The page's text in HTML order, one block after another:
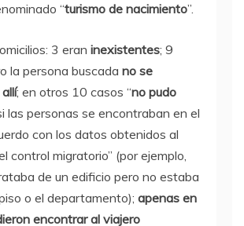
“turismo de nacimiento”.
3 eran inexistentes; 9
la persona buscada no se
; en otros 10 casos “no pudo
las personas se encontraban en el
con los datos obtenidos al
control migratorio” (por ejemplo,
de un edificio pero no estaba
o el departamento); apenas en
encontrar al viajero